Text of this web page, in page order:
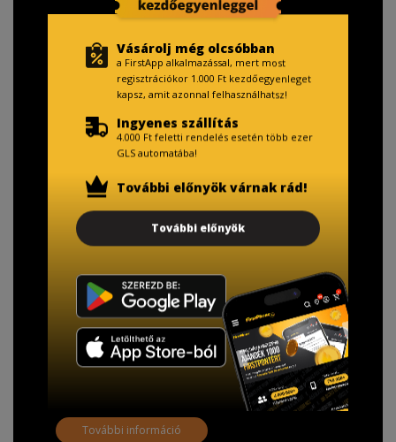
TISZTELT VÁSÁRLÓNK!
Fizetésnél kérje az ingyenes adattörlő kódot
adatainak biztonsága érdekében!
A Kormány döntése alapján a kereskedő minden tartós
adathordozó termék vásárlásakor köteles ingyenes
adattörlő kódot biztosítani.
További információ
Vásárolj még olcsóbban
a FirstApp alkalmazással, mert most
regisztrációkor 1.000 Ft kezdőegyenleget
kapsz, amit azonnal felhasználhatsz!
Ingyenes szállítás
4.000 Ft feletti rendelés esetén több ezer
GLS automatába!
További előnyök várnak rád!
További előnyök